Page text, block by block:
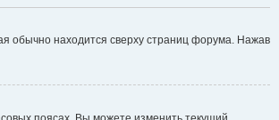
обычно находится сверху страниц форума. Нажав